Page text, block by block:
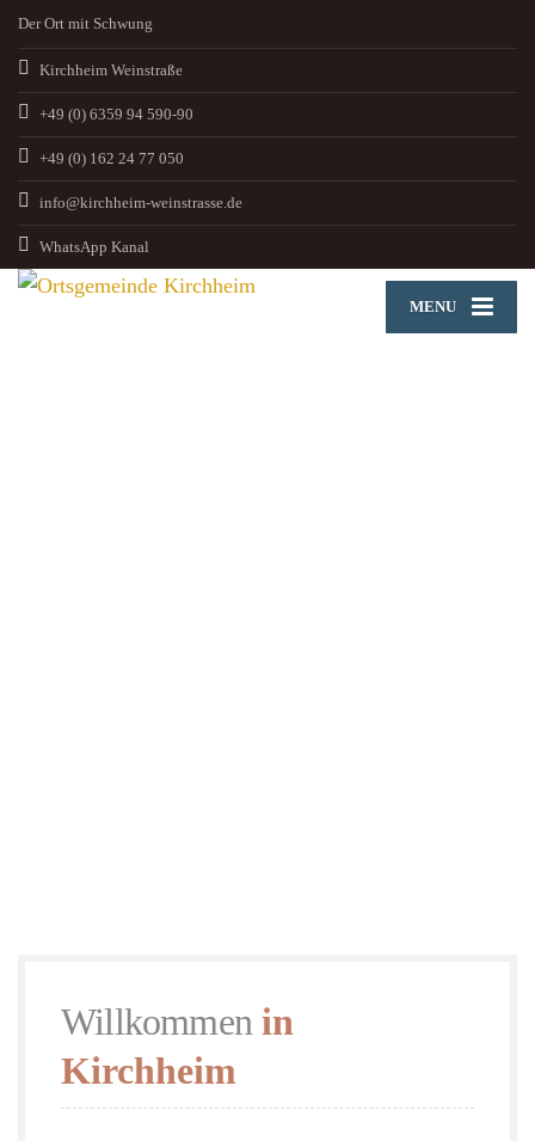
Der Ort mit Schwung
Kirchheim Weinstraße
+49 (0) 6359 94 590-90
+49 (0) 162 24 77 050
info@kirchheim-weinstrasse.de
WhatsApp Kanal
MENU
Willkommen in
Kirchheim